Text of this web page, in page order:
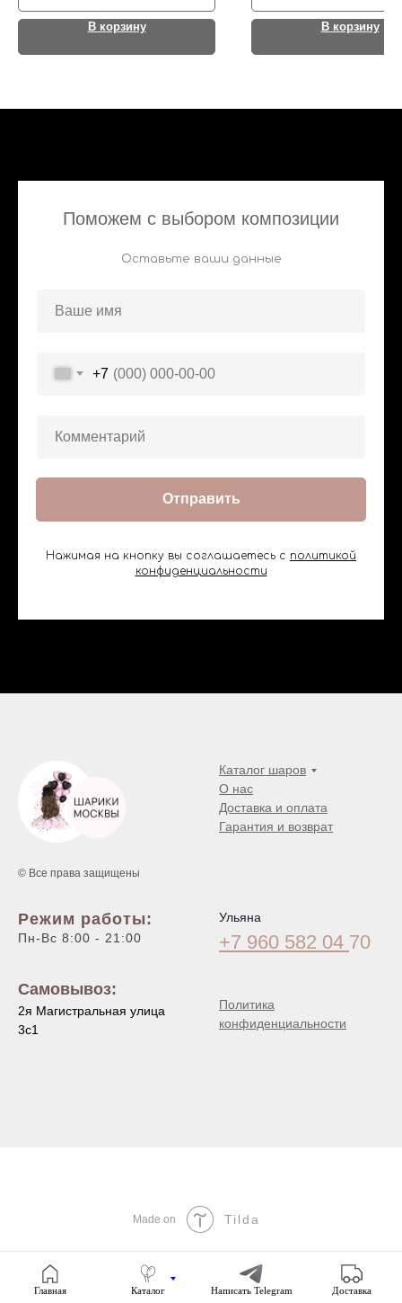
Главная Каталог Написать Telegram Доставка
В корзину В корзину
Поможем с выбором композиции
Оставьте ваши данные
+7
Отправить
Нажимая на кнопку вы соглашаетесь с политикой
конфиденциальности
© Все права защищены
Каталог шаров
О нас
Доставка и оплата
Гарантия и возврат
Режим работы:
Пн-Вс 8:00 - 21:00
Самовывоз:
2я Магистральная улица
3с1
Ульяна
+7 960 582 04 70
Политика
конфиденциальности
Made on Tilda